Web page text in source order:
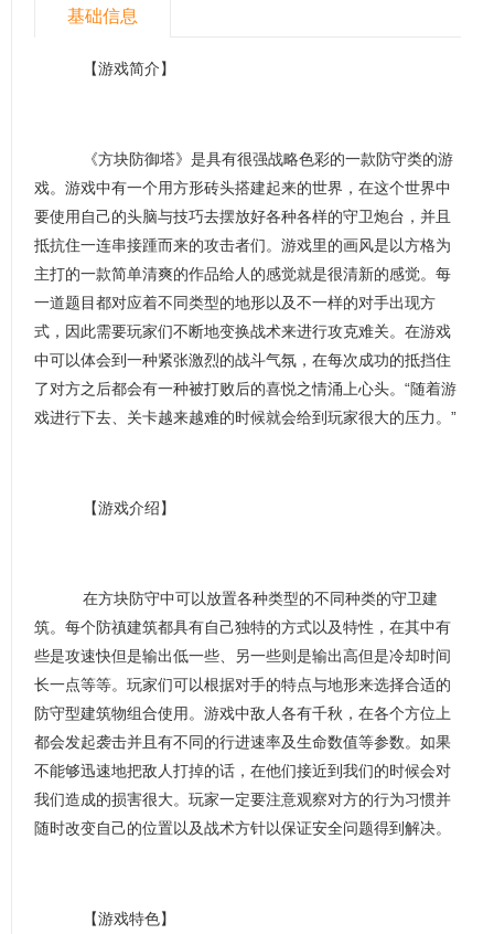
基础信息
【游戏简介】
《方块防御塔》是具有很强战略色彩的一款防守类的游
戏。游戏中有一个用方形砖头搭建起来的世界，在这个世界中
要使用自己的头脑与技巧去摆放好各种各样的守卫炮台，并且
抵抗住一连串接踵而来的攻击者们。游戏里的画风是以方格为
主打的一款简单清爽的作品给人的感觉就是很清新的感觉。每
一道题目都对应着不同类型的地形以及不一样的对手出现方
式，因此需要玩家们不断地变换战术来进行攻克难关。在游戏
中可以体会到一种紧张激烈的战斗气氛，在每次成功的抵挡住
了对方之后都会有一种被打败后的喜悦之情涌上心头。“随着游
戏进行下去、关卡越来越难的时候就会给到玩家很大的压力。”
【游戏介绍】
在方块防守中可以放置各种类型的不同种类的守卫建
筑。每个防禛建筑都具有自己独特的方式以及特性，在其中有
些是攻速快但是输出低一些、另一些则是输出高但是冷却时间
长一点等等。玩家们可以根据对手的特点与地形来选择合适的
防守型建筑物组合使用。游戏中敌人各有千秋，在各个方位上
都会发起袭击并且有不同的行进速率及生命数值等参数。如果
不能够迅速地把敌人打掉的话，在他们接近到我们的时候会对
我们造成的损害很大。玩家一定要注意观察对方的行为习惯并
随时改变自己的位置以及战术方针以保证安全问题得到解决。
【游戏特色】